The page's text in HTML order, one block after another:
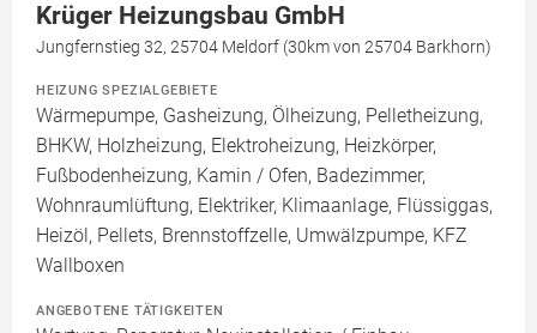
Krüger Heizungsbau GmbH
Jungfernstieg 32, 25704 Meldorf (30km von 25704 Barkhorn)
HEIZUNG SPEZIALGEBIETE
Wärmepumpe, Gasheizung, Ölheizung, Pelletheizung,
BHKW, Holzheizung, Elektroheizung, Heizkörper,
Fußbodenheizung, Kamin / Ofen, Badezimmer,
Wohnraumlüftung, Elektriker, Klimaanlage, Flüssiggas,
Heizöl, Pellets, Brennstoffzelle, Umwälzpumpe, KFZ
Wallboxen
ANGEBOTENE TÄTIGKEITEN